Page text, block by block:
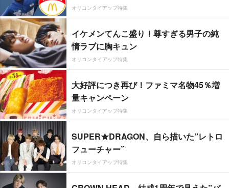
オリコンタイアップ特集
イケメンてんこ盛り！尊すぎる男子の純
情ラブに胸キュン
オリコンタイアップ特集
大好評につき再び！ファミマ名物45％増
量キャンペーン
オリコンタイアップ特集
SUPER★DRAGON、自ら描いた”レトロ
フューチャー”
オリコンタイアップ特集